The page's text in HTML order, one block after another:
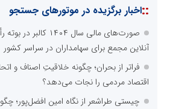
::اخبار برگزیده در موتورهای جستجو
صورت‌های مالی سال ۱۴۰۴
آنلاین مجمع برای سهامداران در سراسر کشور
فراتر از بحران؛ چگونه خلاقیتِ اصناف و
اقتصاد مردمی را نجات می‌دهد؟
چیستی طراشعر از نگاه امین افضل‌پور؛